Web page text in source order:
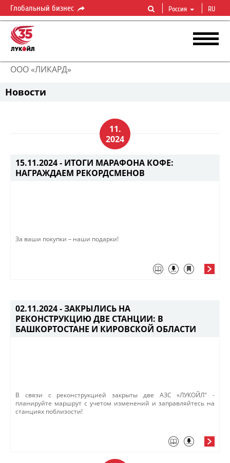
Глобальный бизнес Россия RU
ООО «ЛИКАРД»
Новости
11.
2024
15.11.2024 - ИТОГИ МАРАФОНА КОФЕ:
НАГРАЖДАЕМ РЕКОРДСМЕНОВ
За ваши покупки – наши подарки!​​
02.11.2024 -ЗАКРЫЛИСЬ НА
РЕКОНСТРУКЦИЮ ДВЕ СТАНЦИИ: В
БАШКОРТОСТАНЕ И КИРОВСКОЙ ОБЛАСТИ
​В связи с реконструкцией закрыты две АЗС «Л​УКОЙЛ" -
планируйте маршрут с учетом изменений и заправляйтесь на
станциях поблизости!​​